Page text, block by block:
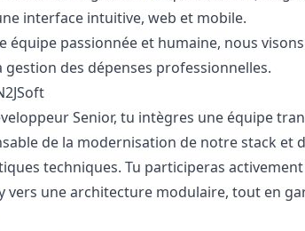
interface intuitive, web et mobile.
équipe passionnée et humaine, nous
gestion des dépenses professionnelles.
Senior, tu intègres une équipe
de la modernisation de notre stack et
techniques. Tu participeras
vers une architecture modulaire, tout en